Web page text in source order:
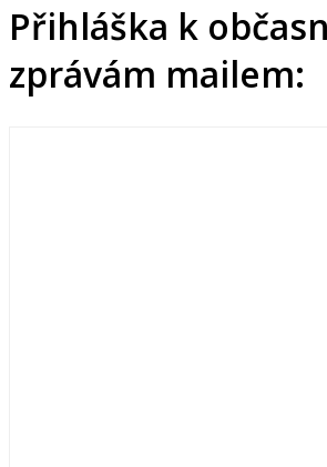
Přihláška k
zprávám mailem: